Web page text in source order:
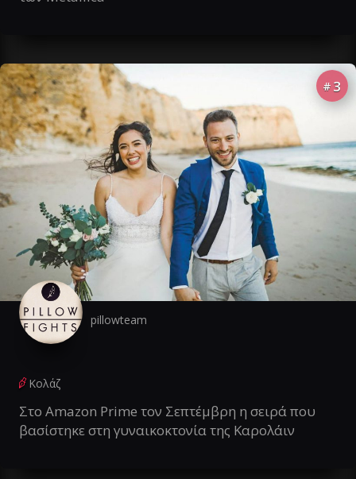
# 3
pillowteam
Κολάζ
Στο Amazon Prime τον Σεπτέμβρη η σειρά που
βασίστηκε στη γυναικοκτονία της Καρολάιν